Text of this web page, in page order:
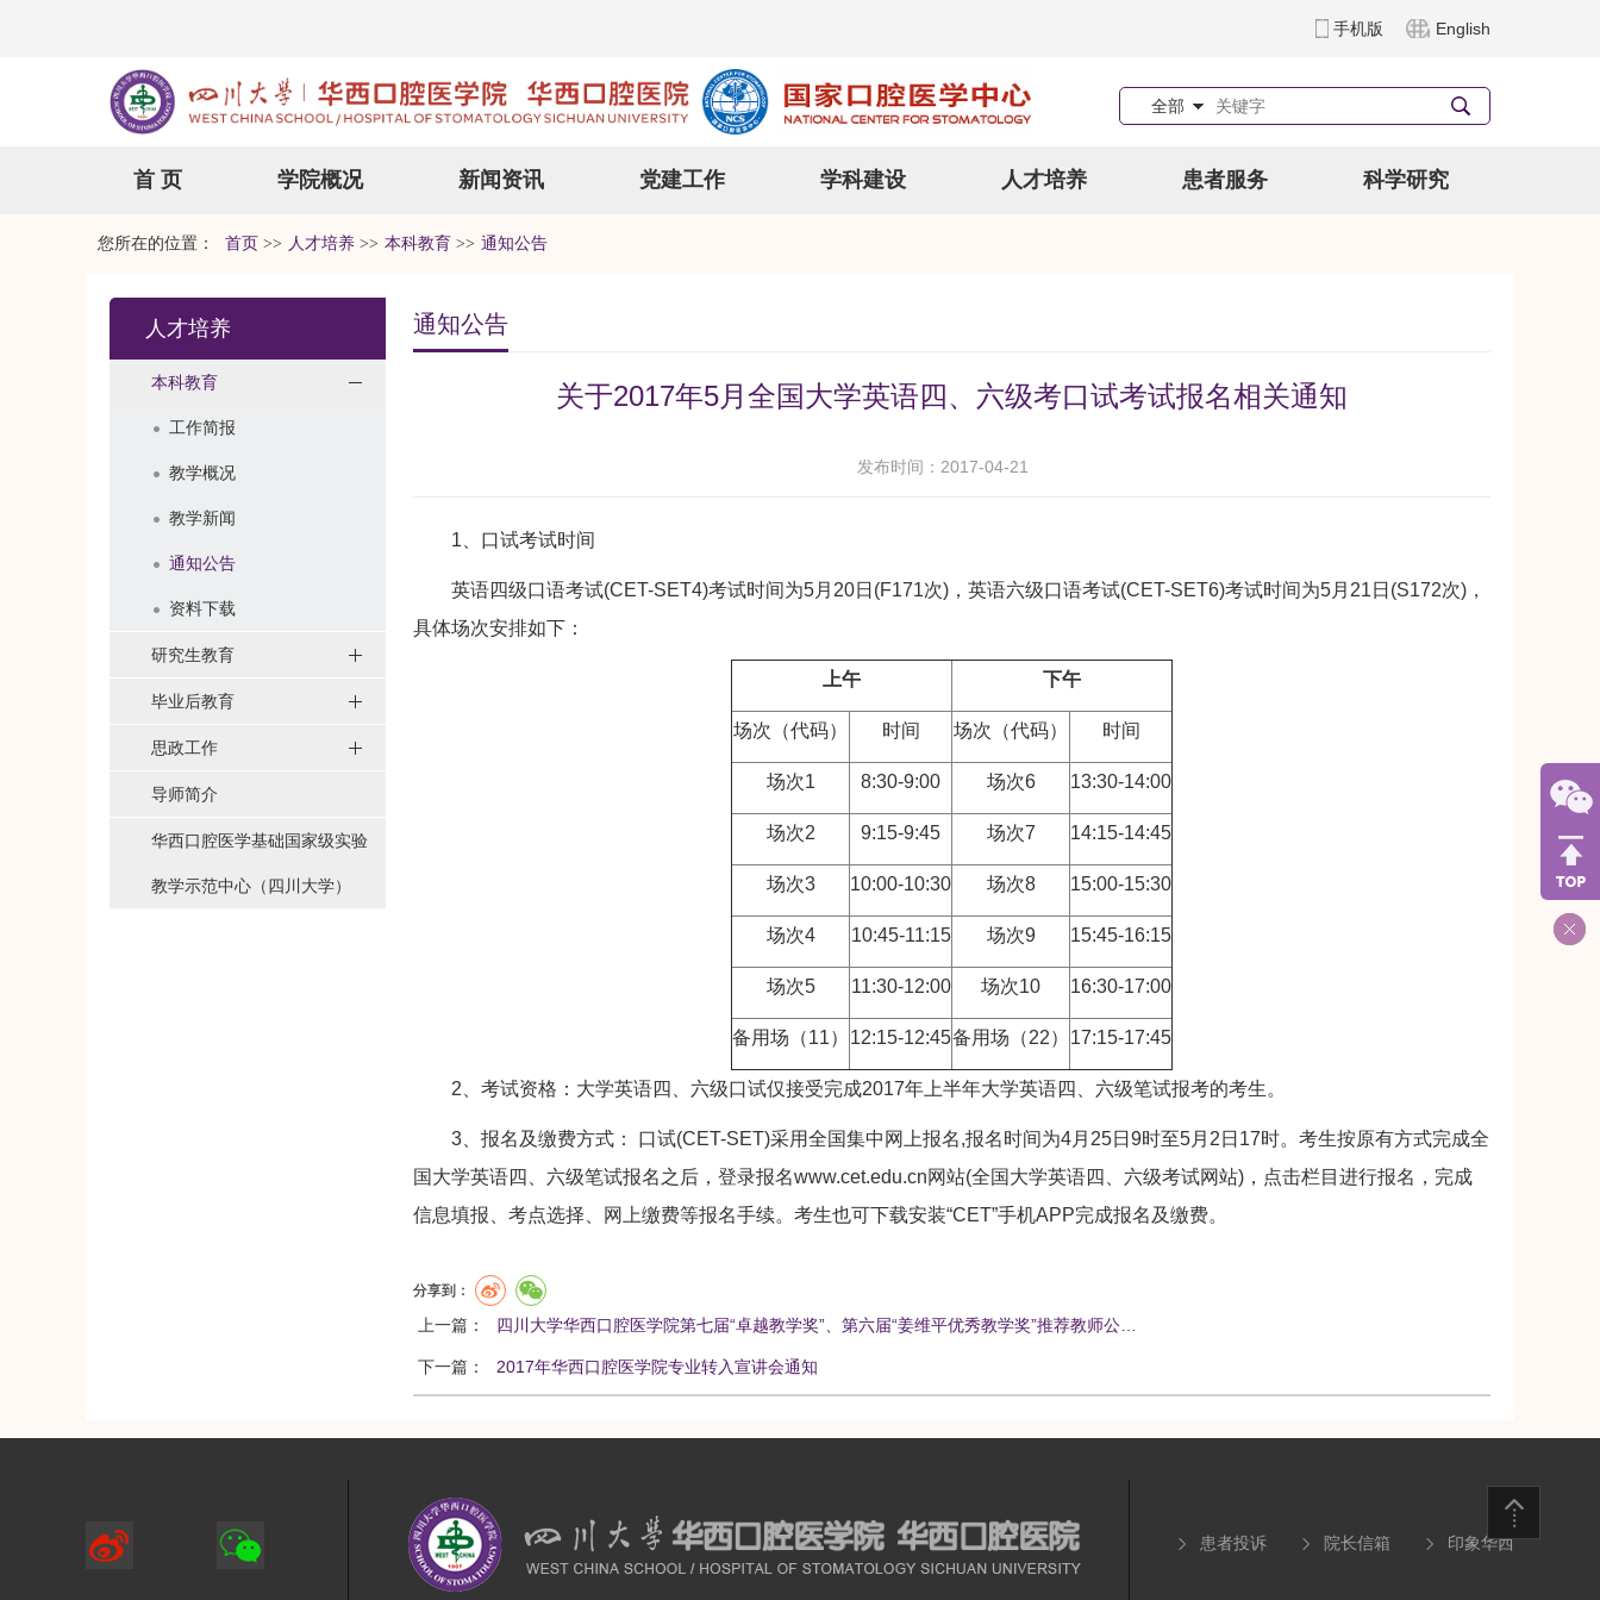
手机版 English
全部
首 页 学院概况 新闻资讯 党建工作 学科建设 人才培养 患者服务 科学研究
您所在的位置： 首页 >> 人才培养 >> 本科教育 >> 通知公告
人才培养
本科教育
工作简报
教学概况
教学新闻
通知公告
资料下载
研究生教育
毕业后教育
思政工作
导师简介
华西口腔医学基础国家级实验
教学示范中心（四川大学）
通知公告
关于2017年5月全国大学英语四、六级考口试考试报名相关通知
发布时间：2017-04-21
1、口试考试时间
英语四级口语考试(CET-SET4)考试时间为5月20日(F171次)，英语六级口语考试(CET-SET6)考试时间为5月21日(S172次)，
具体场次安排如下：
上午 下午
场次（代码） 时间 场次（代码） 时间
场次1 8:30-9:00 场次6 13:30-14:00
场次2 9:15-9:45 场次7 14:15-14:45
场次3 10:00-10:30 场次8 15:00-15:30
场次4 10:45-11:15 场次9 15:45-16:15
场次5 11:30-12:00 场次10 16:30-17:00
备用场（11） 12:15-12:45备用场（22） 17:15-17:45
2、考试资格：大学英语四、六级口试仅接受完成2017年上半年大学英语四、六级笔试报考的考生。
3、报名及缴费方式： 口试(CET-SET)采用全国集中网上报名,报名时间为4月25日9时至5月2日17时。考生按原有方式完成全
国大学英语四、六级笔试报名之后，登录报名www.cet.edu.cn网站(全国大学英语四、六级考试网站)，点击栏目进行报名，完成
信息填报、考点选择、网上缴费等报名手续。考生也可下载安装“CET”手机APP完成报名及缴费。
分享到：
上一篇： 四川大学华西口腔医学院第七届“卓越教学奖”、第六届“姜维平优秀教学奖”推荐教师公…
下一篇： 2017年华西口腔医学院专业转入宣讲会通知
患者投诉 院长信箱 印象华西